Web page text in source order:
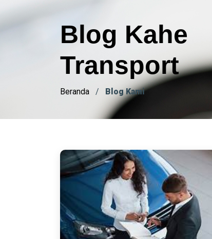
Blog Kahe
Transport
Beranda / Blog Kami